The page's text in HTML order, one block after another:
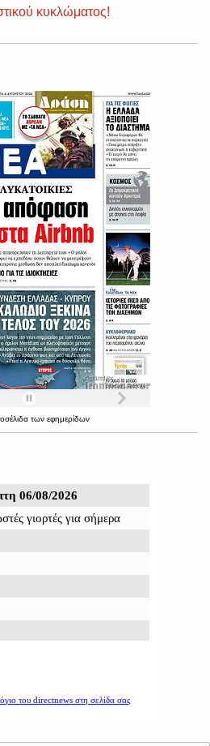
κυκλώματος!
των εφημερίδων